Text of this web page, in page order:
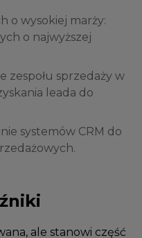
o wysokiej marży:
o najwyższej
zespołu sprzedaży w
leada do
systemów CRM do
ale stanowi część